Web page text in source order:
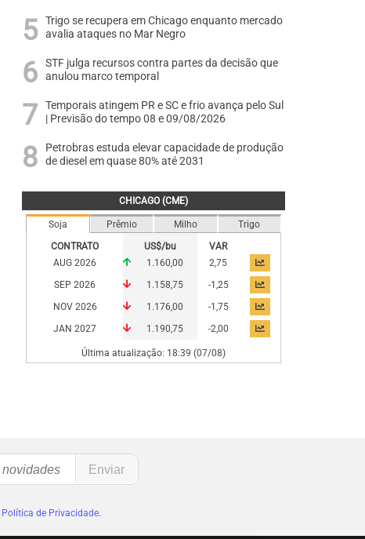
Trigo se recupera em Chicago enquanto mercado
avalia ataques no Mar Negro
STF julga recursos contra partes da decisão que
anulou marco temporal
Temporais atingem PR e SC e frio avança pelo Sul
| Previsão do tempo 08 e 09/08/2026
Petrobras estuda elevar capacidade de produção
de diesel em quase 80% até 2031
CHICAGO (CME)
Soja Prêmio Milho
Trigo
CONTRATO
US$/bu
VAR
AUG 2026
1.160,00
2,75
SEP 2026
1.158,75
-1,25
NOV 2026
1.176,00
-1,75
JAN 2027
1.190,75 -2,00
Última atualização: 18:39 (07/08)
Política de Privacidade.